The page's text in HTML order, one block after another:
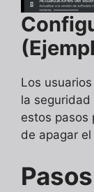
Los
la
estos pasos
de apagar